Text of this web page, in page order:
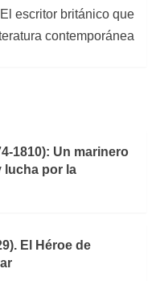
escritor británico que
contemporánea
1810): Un marinero
lucha por la
El Héroe de